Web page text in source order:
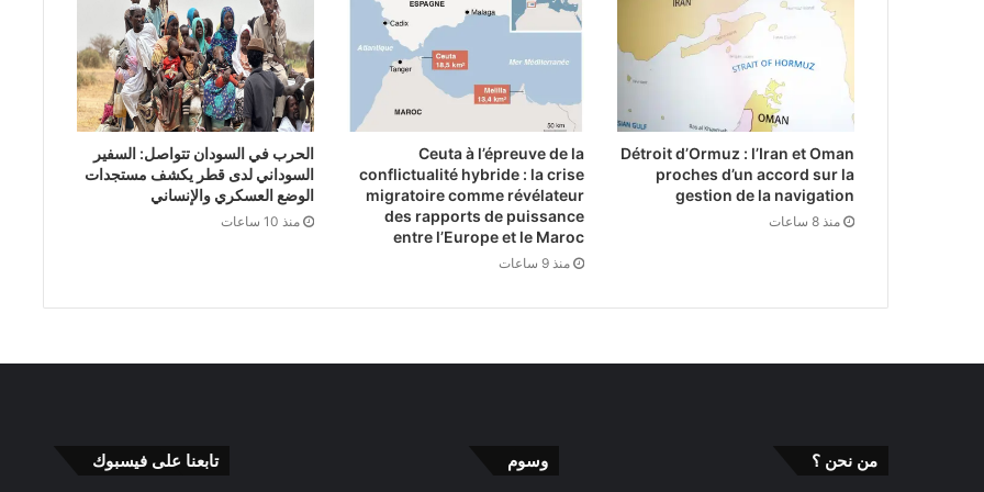
Détroit d’Ormuz : l’Iran et Oman
proches d’un accord sur la
gestion de la navigation
منذ 8 ساعات
Ceuta à l’épreuve de la
conflictualité hybride : la crise
migratoire comme révélateur
des rapports de puissance
entre l’Europe et le Maroc
منذ 9 ساعات
الحرب في السودان تتواصل: السفير
السوداني لدى قطر يكشف مستجدات
الوضع العسكري والإنساني
منذ 10 ساعات
من نحن ؟ وسوم تابعنا على فيسبوك